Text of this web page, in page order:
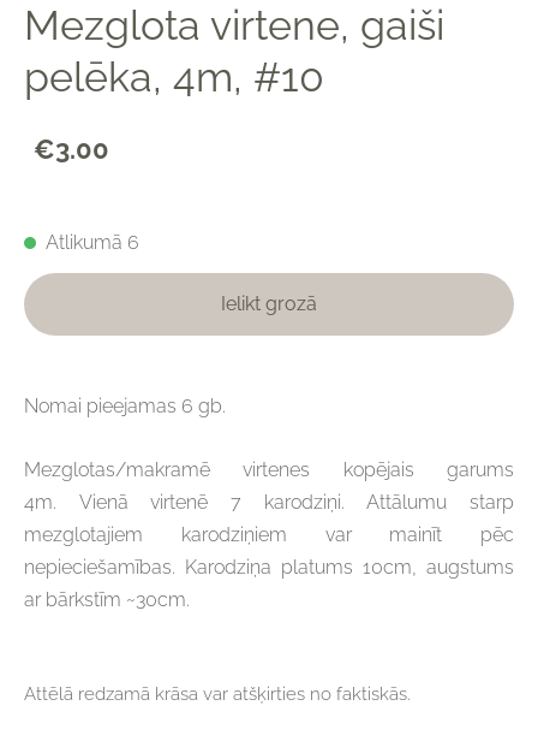
Mezglota virtene, gaiši
pelēka, 4m, #10
€3.00
Atlikumā 6
Ielikt grozā
Nomai pieejamas 6 gb.
Mezglotas/makramē virtenes kopējais garums
4m. Vienā virtenē 7 karodziņi. Attālumu starp
mezglotajiem karodziņiem var mainīt pēc
nepieciešamības. Karodziņa platums 10cm, augstums
ar bārkstīm ~30cm.
Attēlā redzamā krāsa var atšķirties no faktiskās.